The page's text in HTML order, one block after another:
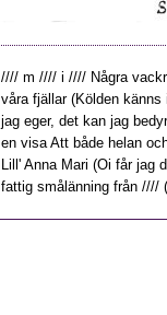
//// m //// i //// Några
våra fjällar (Kölden
jag eger, det kan jag
en visa Att både helan
Lill' Anna Mari (Oi får jag
fattig smålänning från ////